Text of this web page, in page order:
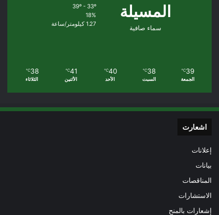
المسيلة
سماء صافية
18%
1.27 كيلومتر/ساعة
39
℃
الجمعة
38
℃
السبت
40
℃
الأحد
41
℃
الأثنين
38
℃
الثلاثاء
اشعارت
إعلانات
بيانات
المناقصات
الاستشارات
إشعارات بالمنح